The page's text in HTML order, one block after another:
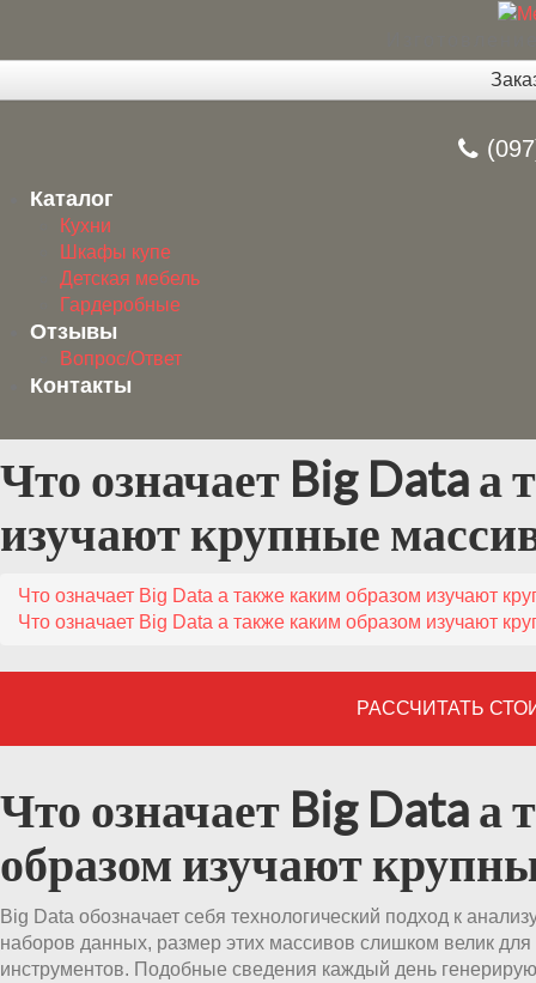
Каталог
Кухни
Шкафы купе
Детская мебель
Гардеробные
Отзывы
Вопрос/Ответ
Контакты
Что означает Big Data а
изучают крупные
Что означает Big Data а также каким образом изучают
Что означает Big Data а также каким образом изучают
РАССЧИТАТЬ
Что означает Big Data а
образом изучают
Big Data обозначает себя технологический подход к
наборов данных, размер этих массивов слишком велик
инструментов. Подобные сведения каждый день